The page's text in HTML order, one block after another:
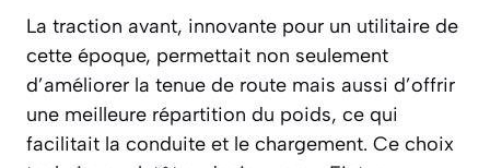
La traction avant, innovante pour un utilitaire de
cette époque, permettait non seulement
d’améliorer la tenue de route mais aussi d’offrir
une meilleure répartition du poids, ce qui
facilitait la conduite et le chargement. Ce choix